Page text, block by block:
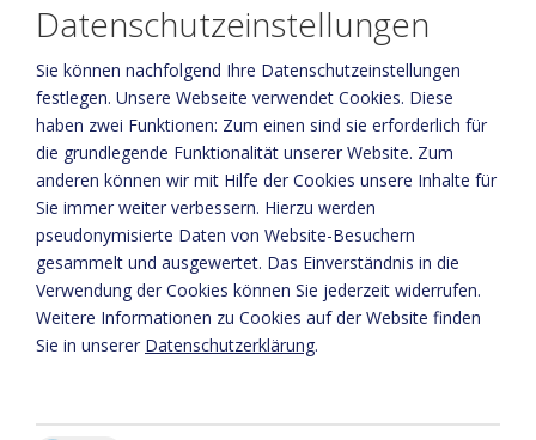
Pension Gartenterrasse
Bitte aktivieren Sie in den Cookie Einstellungen die Option
"Funktionalität" für die korrekte Map-Darstellung
Cookie Einstellungen
Datenschutzeinstellungen
Sie können nachfolgend Ihre Datenschutzeinstellungen
festlegen. Unsere Webseite verwendet Cookies. Diese
haben zwei Funktionen: Zum einen sind sie erforderlich für
die grundlegende Funktionalität unserer Website. Zum
anderen können wir mit Hilfe der Cookies unsere Inhalte für
Sie immer weiter verbessern. Hierzu werden
pseudonymisierte Daten von Website-Besuchern
gesammelt und ausgewertet. Das Einverständnis in die
Verwendung der Cookies können Sie jederzeit widerrufen.
Weitere Informationen zu Cookies auf der Website finden
Sie in unserer Datenschutzerklärung.